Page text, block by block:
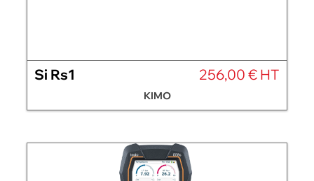
Si Rs1 256,00 € HT
KIMO